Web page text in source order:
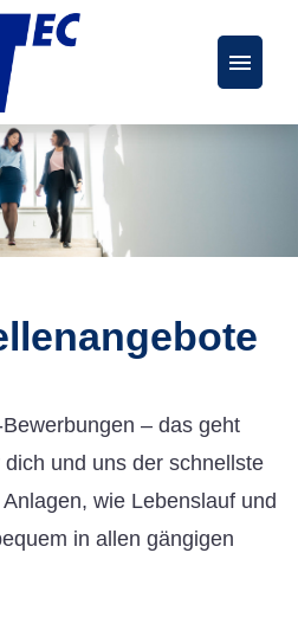
– das geht
und uns der schnellste
wie Lebenslauf und
in allen gängigen